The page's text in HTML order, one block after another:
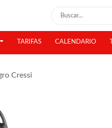
TARIFAS CALENDARIO
Cressi